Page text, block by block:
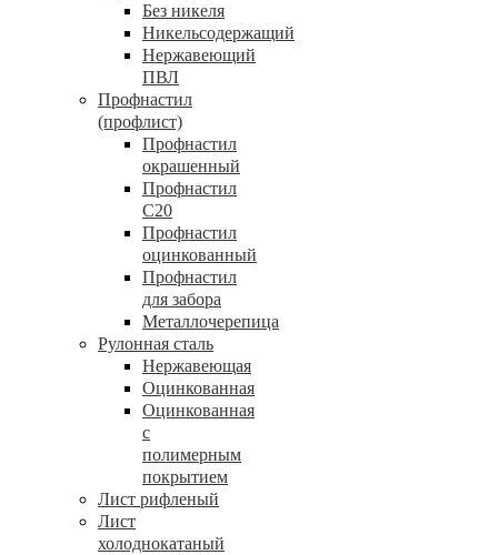
Без никеля
Никельсодержащий
Нержавеющий
ПВЛ
Профнастил
(профлист)
Профнастил
окрашенный
Профнастил
С20
Профнастил
оцинкованный
Профнастил
для забора
Металлочерепица
Рулонная сталь
Нержавеющая
Оцинкованная
Оцинкованная
с
полимерным
покрытием
Лист рифленый
Лист
холоднокатаный